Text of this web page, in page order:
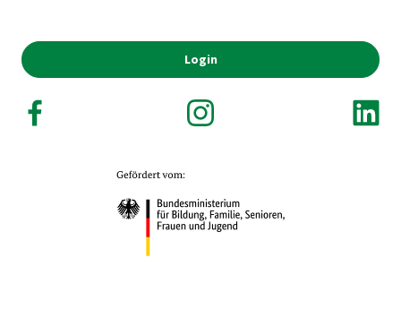
Login